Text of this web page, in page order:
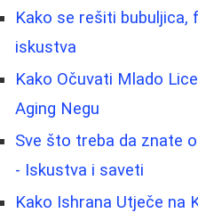
Kako se rešiti bubuljica,
iskustva
Kako Očuvati Mlado
Aging Negu
Sve što treba da znate
- Iskustva i saveti
Kako Ishrana Utječe na